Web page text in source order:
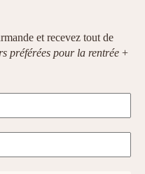
et recevez tout de
préférées pour la rentrée +